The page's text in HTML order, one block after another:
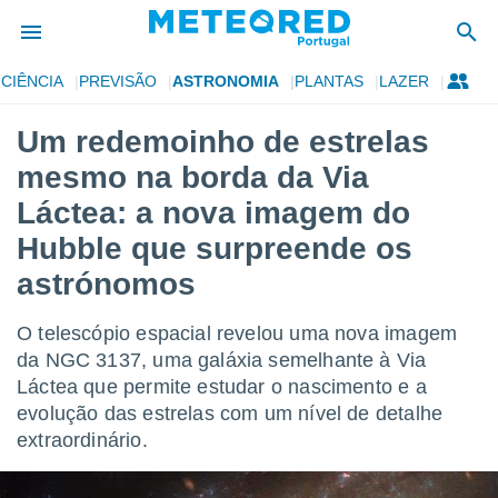
foi
para
as
fornecidas
das
e
forma
CIÊNCIA PREVISÃO ASTRONOMIA PLANTAS LAZER
Um redemoinho de estrelas
mesmo na borda da Via
Láctea: a nova imagem do
Hubble que surpreende os
astrónomos
O telescópio espacial revelou uma nova imagem
da NGC 3137, uma galáxia semelhante à Via
Láctea que permite estudar o nascimento e a
evolução das estrelas com um nível de detalhe
extraordinário.